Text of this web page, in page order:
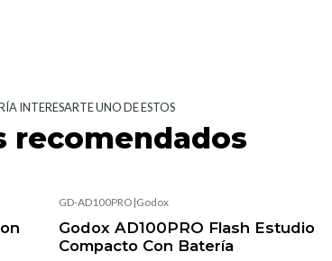
INTERESARTE UNO DE ESTOS
recomendados
GD-AD100PRO |Godox
Godox AD100PRO Flash Estudio
Compacto Con Batería